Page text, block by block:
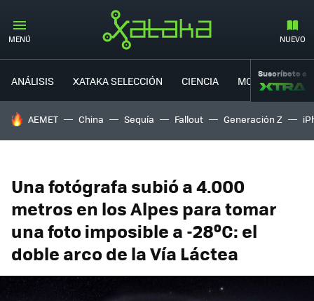
MENÚ NUEVO
ANÁLISIS XATAKA SELECCIÓN CIENCIA MOVILIDAD
Suscríbete a
HOY SE HABLA DE
AEMET China Sequía Fallout Generación Z
Una fotógrafa subió a 4.000
metros en los Alpes para tomar
una foto imposible a -28ºC: el
doble arco de la Vía Láctea